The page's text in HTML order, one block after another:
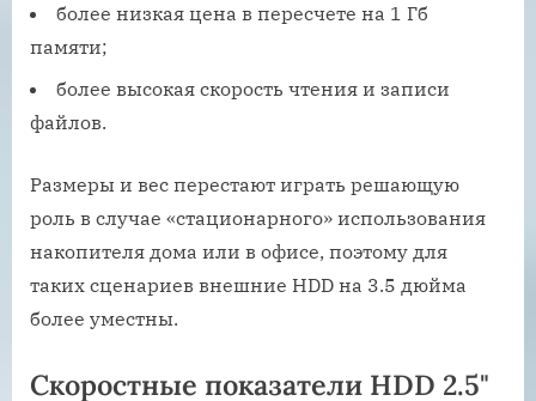
более низкая цена в пересчете на 1 Гб
памяти;
более высокая скорость чтения и записи
файлов.
Размеры и вес перестают играть решающую
роль в случае «стационарного» использования
накопителя дома или в офисе, поэтому для
таких сценариев внешние HDD на 3.5 дюйма
более уместны.
Скоростные показатели HDD 2.5"